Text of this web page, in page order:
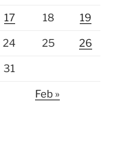
17 18 19
24 25 26
31
Feb »